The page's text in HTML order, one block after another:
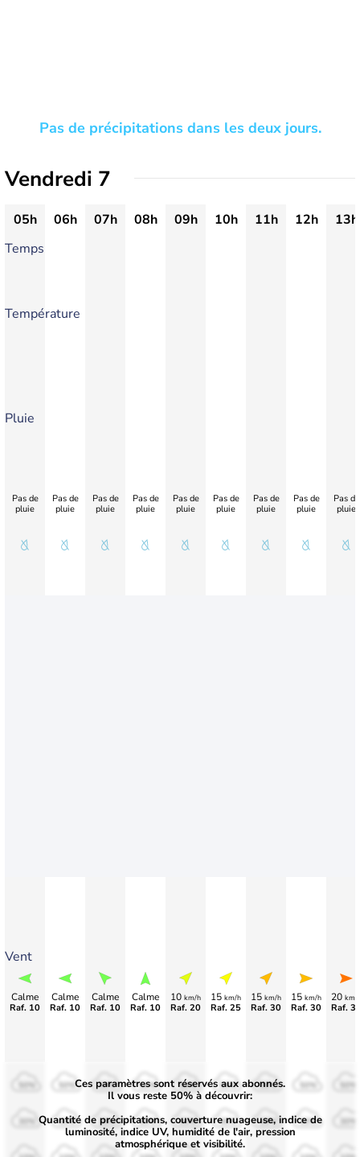
Pas de précipitations dans les deux jours.
Vendredi 7
05h 06h 07h 08h 09h 10h 11h 12h
13h
Temps
Température
Pluie
Vent
Pas de
pluie
Calme
Raf. 10
Pas de
pluie
Calme
Raf. 10
Pas de
pluie
Calme
Raf. 10
Pas de
pluie
Calme
Raf. 10
Pas de
pluie
10 km/h
Raf. 20
Pas de
pluie
15 km/h
Raf. 25
Pas de
pluie
15 km/h
Raf. 30
Pas de
pluie
15 km/h
Raf. 30
Pas de
pluie
20 km/
Raf.
50%
30%
50%
30%
50%
30%
50%
30%
50%
30%
50%
30%
50%
30%
Ces paramètres sont réservés aux abonnés.
Il vous reste 50% à découvrir:
Quantité de précipitations, couverture nuageuse, indice de
luminosité, indice UV, humidité de l'air, pression
atmosphérique et visibilité.